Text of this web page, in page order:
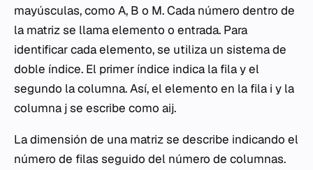
mayúsculas, como A, B o M. Cada número dentro de
la matriz se llama elemento o entrada. Para
identificar cada elemento, se utiliza un sistema de
doble índice. El primer índice indica la fila y el
segundo la columna. Así, el elemento en la fila i y la
columna j se escribe como aij.
La dimensión de una matriz se describe indicando el
número de filas seguido del número de columnas.